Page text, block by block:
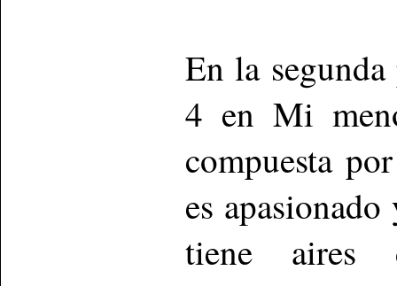
En la
4 en Mi
compuesta
es
tiene aires